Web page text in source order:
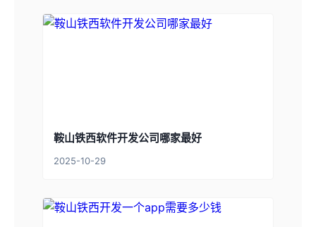
鞍山铁西软件开发公司哪家最好
2025-10-29